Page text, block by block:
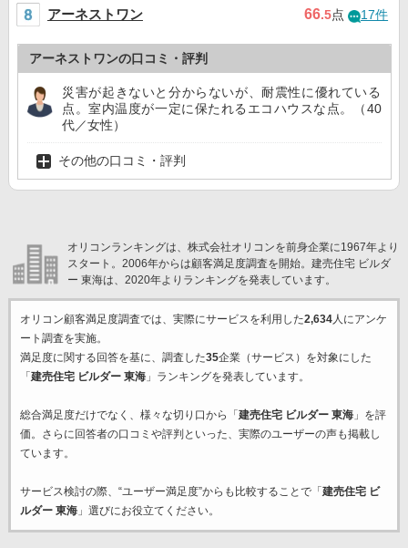
アーネストワン 66.5点 17件
アーネストワンの口コミ・評判
災害が起きないと分からないが、耐震性に優れている
点。室内温度が一定に保たれるエコハウスな点。（40
代／女性）
その他の口コミ・評判
オリコンランキングは、株式会社オリコンを前身企業に1967年より
スタート。2006年からは顧客満足度調査を開始。建売住宅 ビルダ
ー 東海は、2020年よりランキングを発表しています。
オリコン顧客満足度調査では、実際にサービスを利用した2,634人にアンケ
ート調査を実施。
満足度に関する回答を基に、調査した35企業（サービス）を対象にした
「 建売住宅 ビルダー 東海」ランキングを発表しています。
総合満足度だけでなく、様々な切り口から「 建売住宅 ビルダー 東海」を評
価。さらに回答者の口コミや評判といった、実際のユーザーの声も掲載し
ています。
サービス検討の際、“ユーザー満足度”からも比較することで「 建売住宅 ビ
ルダー 東海」選びにお役立てください。